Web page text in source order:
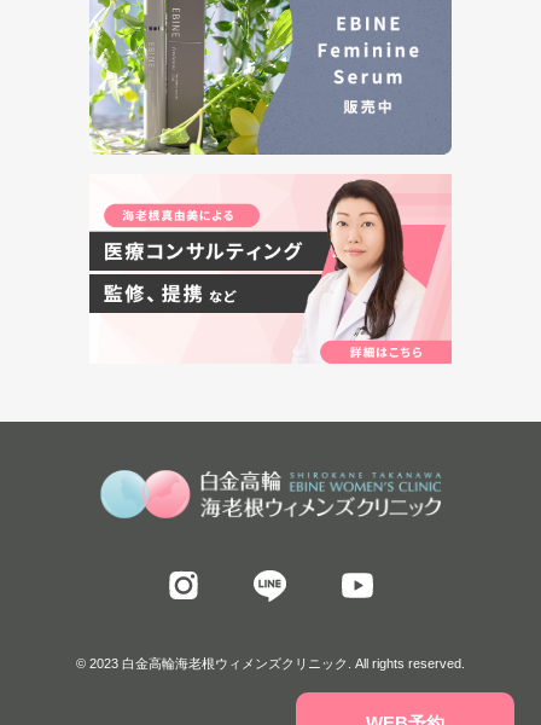
© 2023 白金高輪海老根ウィメンズクリニック. All rights reserved.